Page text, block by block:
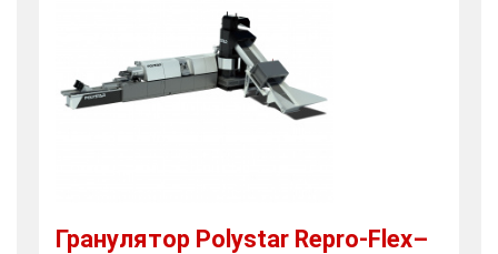
Гранулятор Polystar Repro-Flex–